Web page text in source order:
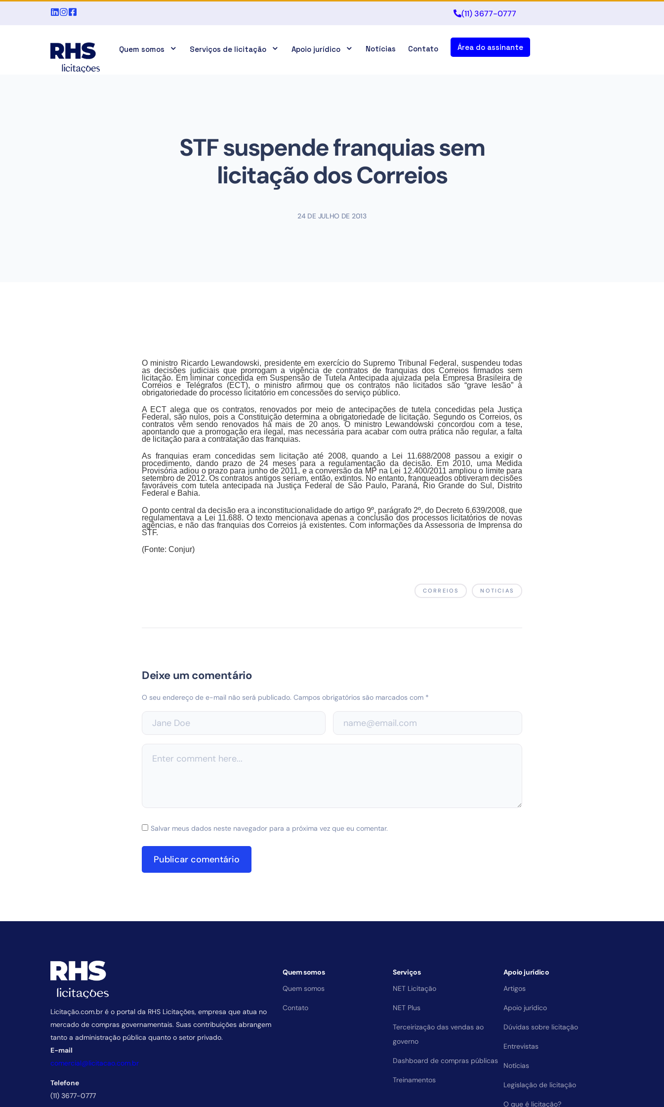
(11) 3677-0777
Quem somos Serviços de licitação Apoio jurídico Notícias Contato Área do assinante
STF suspende franquias sem
licitação dos Correios
24 DE JULHO DE 2013
O ministro Ricardo Lewandowski, presidente em exercício do Supremo Tribunal Federal, suspendeu todas
as decisões judiciais que prorrogam a vigência de contratos de franquias dos Correios firmados sem
licitação. Em liminar concedida em Suspensão de Tutela Antecipada ajuizada pela Empresa Brasileira de
Correios e Telégrafos (ECT), o ministro afirmou que os contratos não licitados são “grave lesão” à
obrigatoriedade do processo licitatório em concessões do serviço público.
A ECT alega que os contratos, renovados por meio de antecipações de tutela concedidas pela Justiça
Federal, são nulos, pois a Constituição determina a obrigatoriedade de licitação. Segundo os Correios, os
contratos vêm sendo renovados há mais de 20 anos. O ministro Lewandowski concordou com a tese,
apontando que a prorrogação era ilegal, mas necessária para acabar com outra prática não regular, a falta
de licitação para a contratação das franquias.
As franquias eram concedidas sem licitação até 2008, quando a Lei 11.688/2008 passou a exigir o
procedimento, dando prazo de 24 meses para a regulamentação da decisão. Em 2010, uma Medida
Provisória adiou o prazo para junho de 2011, e a conversão da MP na Lei 12.400/2011 ampliou o limite para
setembro de 2012. Os contratos antigos seriam, então, extintos. No entanto, franqueados obtiveram decisões
favoráveis com tutela antecipada na Justiça Federal de São Paulo, Paraná, Rio Grande do Sul, Distrito
Federal e Bahia.
O ponto central da decisão era a inconstitucionalidade do artigo 9º, parágrafo 2º, do Decreto 6.639/2008, que
regulamentava a Lei 11.688. O texto mencionava apenas a conclusão dos processos licitatórios de novas
agências, e não das franquias dos Correios já existentes. Com informações da Assessoria de Imprensa do
STF.
(Fonte: Conjur)
CORREIOS NOTICIAS
Deixe um comentário
O seu endereço de e-mail não será publicado. Campos obrigatórios são marcados com *
Salvar meus dados neste navegador para a próxima vez que eu comentar.
Licitação.com.br é o portal da RHS Licitações, empresa que atua no
mercado de compras governamentais. Suas contribuições abrangem
tanto a administração pública quanto o setor privado.
E-mail
comercial@licitacao.com.br
Telefone
(11) 3677-0777
Quem somos
Quem somos
Contato
Serviços
NET Licitação
NET Plus
Terceirização das vendas ao
governo
Dashboard de compras públicas
Treinamentos
Apoio jurídico
Artigos
Apoio jurídico
Dúvidas sobre licitação
Entrevistas
Notícias
Legislação de licitação
O que é licitação?